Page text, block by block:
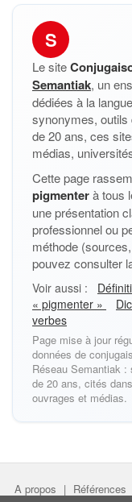
S
Le site
Semantiak, un
dédiées à la
synonymes, outils
de 20 ans, ces
médias,
Cette page
pigmenterà tous
une présentation
professionnel ou
méthode
pouvez consulter
Voir aussi :
« pigmenter »
verbes
Page mise à jour
données de
Réseau Semantiak
de 20 ans, cités
ouvrages et médias.
A propos | Références